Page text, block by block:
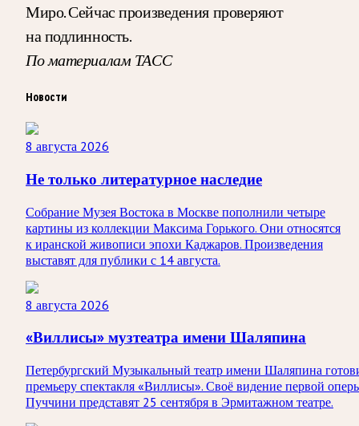
Миро. Сейчас произведения проверяют
на подлинность.
По материалам ТАСС
Новости
8 августа 2026
Не только литературное наследие
Собрание Музея Востока в Москве пополнили четыре
картины из коллекции Максима Горького. Они относятся
к иранской живописи эпохи Каджаров. Произведения
выставят для публики с 14 августа.
8 августа 2026
«Виллисы» музтеатра имени Шаляпина
Петербургский Музыкальный театр имени Шаляпина
премьеру спектакля «Виллисы». Своё видение первой
Пуччини представят 25 сентября в Эрмитажном театре.